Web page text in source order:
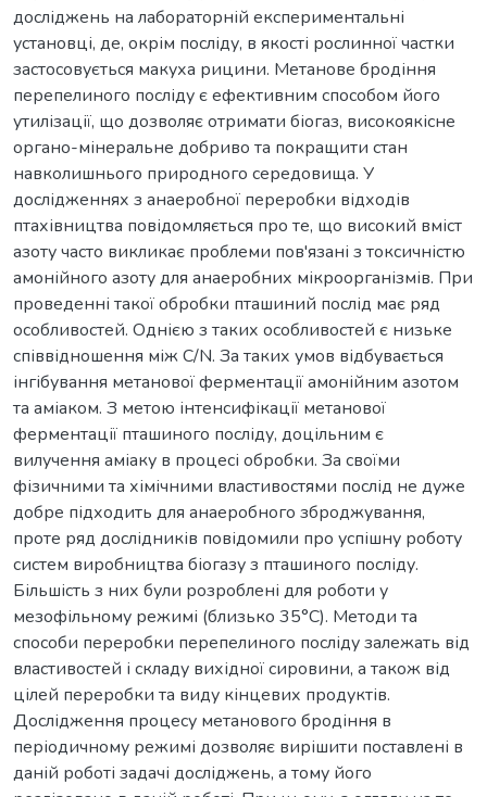
досліджень на лабораторній експериментальні
установці, де, окрім посліду, в якості рослинної частки
застосовується макуха рицини. Метанове бродіння
перепелиного посліду є ефективним способом його
утилізації, що дозволяє отримати біогаз, високоякісне
органо-мінеральне добриво та покращити стан
навколишнього природного середовища. У
дослідженнях з анаеробної переробки відходів
птахівництва повідомляється про те, що високий вміст
азоту часто викликає проблеми пов'язані з токсичністю
амонійного азоту для анаеробних мікроорганізмів. При
проведенні такої обробки пташиний послід має ряд
особливостей. Однією з таких особливостей є низьке
співвідношення між С/N. За таких умов відбувається
інгібування метанової ферментації амонійним азотом
та аміаком. З метою інтенсифікації метанової
ферментації пташиного посліду, доцільним є
вилучення аміаку в процесі обробки. За своїми
фізичними та хімічними властивостями послід не дуже
добре підходить для анаеробного зброджування,
проте ряд дослідників повідомили про успішну роботу
систем виробництва біогазу з пташиного посліду.
Більшість з них були розроблені для роботи у
мезофільному режимі (близько 35°C). Методи та
способи переробки перепелиного посліду залежать від
властивостей і складу вихідної сировини, а також від
цілей переробки та виду кінцевих продуктів.
Дослідження процесу метанового бродіння в
періодичному режимі дозволяє вирішити поставлені в
даній роботі задачі досліджень, а тому його